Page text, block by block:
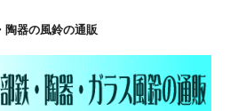
陶器の風鈴の通販